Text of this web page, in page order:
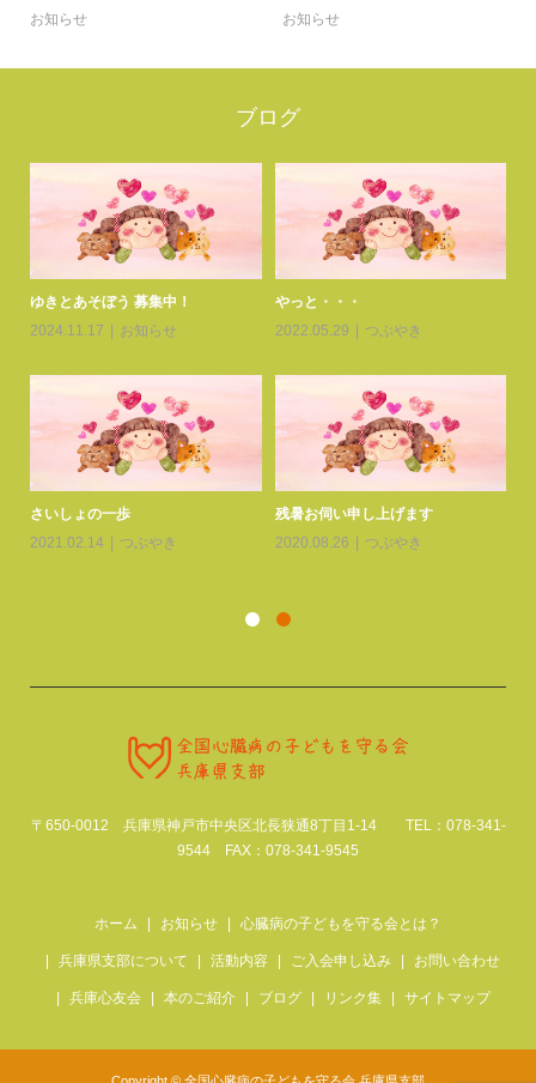
お知らせ
お知らせ
ブログ
ゆきとあそぼう 募集中！
2024.11.17
お知らせ
やっと・・・
2022.05.29
つぶやき
さいしょの一歩
2021.02.14
つぶやき
残暑お伺い申し上げます
2020.08.26
つぶやき
〒650-0012 兵庫県神戸市中央区北長狭通8丁目1-14 TEL：078-341-
9544 FAX：078-341-9545
ホーム お知らせ 心臓病の子どもを守る会とは？
兵庫県支部について 活動内容 ご入会申し込み お問い合わせ
兵庫心友会 本のご紹介 ブログ リンク集 サイトマップ